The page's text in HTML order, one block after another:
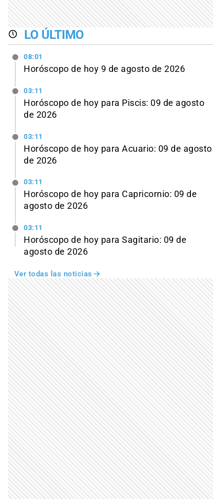
LO ÚLTIMO
08:01
Horóscopo de hoy 9 de agosto de 2026
03:11
Horóscopo de hoy para Piscis: 09 de agosto
de 2026
03:11
Horóscopo de hoy para Acuario: 09 de agosto
de 2026
03:11
Horóscopo de hoy para Capricornio: 09 de
agosto de 2026
03:11
Horóscopo de hoy para Sagitario: 09 de
agosto de 2026
Ver todas las noticias